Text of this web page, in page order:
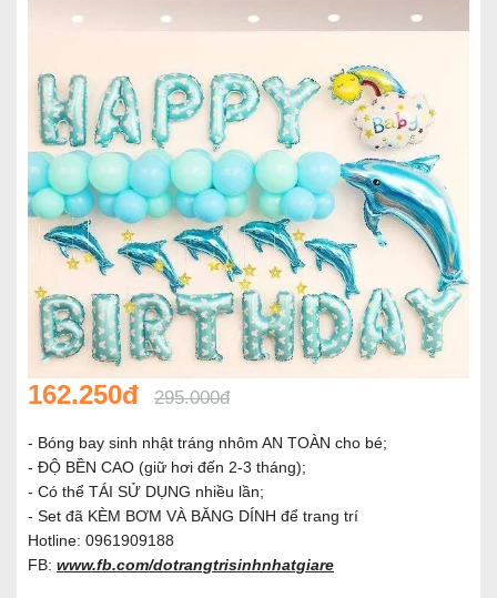
162.250đ 295.000đ
- Bóng bay sinh nhật tráng nhôm AN TOÀN cho bé;
- ĐỘ BỀN CAO (giữ hơi đến 2-3 tháng);
- Có thể TÁI SỬ DỤNG nhiều lần;
- Set đã KÈM BƠM VÀ BĂNG DÍNH để trang trí
Hotline: 0961909188
FB: www.fb.com/dotrangtrisinhnhatgiare